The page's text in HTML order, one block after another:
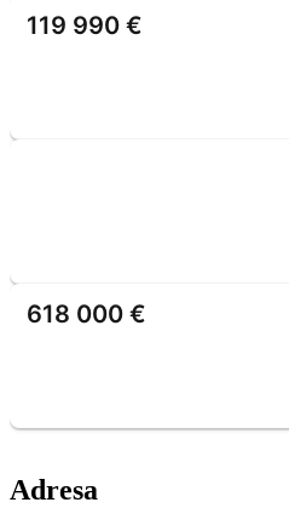
119 990 €
618 000 €
Adresa